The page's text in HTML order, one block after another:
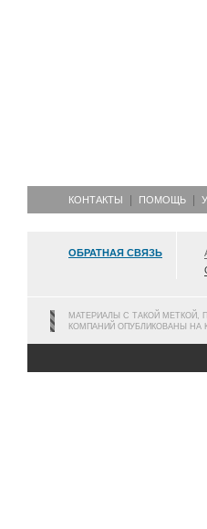
КОНТАКТЫ ПОМОЩЬ
ОБРАТНАЯ СВЯЗЬ
МАТЕРИАЛЫ С ТАКОЙ МЕТКОЙ,
КОМПАНИЙ ОПУБЛИКОВАНЫ